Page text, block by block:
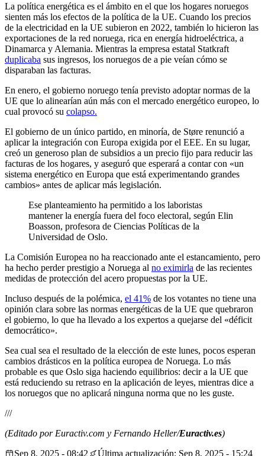
La política energética es el ámbito en el que los hogares noruegos
sienten más los efectos de la política de la UE. Cuando los precios
de la electricidad en la UE subieron en 2022, también lo hicieron las
exportaciones de la red noruega, rica en energía hidroeléctrica, a
Dinamarca y Alemania. Mientras la empresa estatal Statkraft
duplicaba sus ingresos, los noruegos de a pie veían cómo se
disparaban las facturas.
En enero, el gobierno noruego tenía previsto adoptar normas de la
UE que lo alinearían aún más con el mercado energético europeo, lo
cual provocó su colapso.
El gobierno de un único partido, en minoría, de Støre renunció a
aplicar la integración con Europa exigida por el EEE. En su lugar,
creó un generoso plan de subsidios a un precio fijo para reducir las
facturas de los hogares, y aseguró que esperará a contar con «un
sistema energético en Europa que está experimentando grandes
cambios» antes de aplicar más legislación.
Ese planteamiento ha permitido a los laboristas
mantener la energía fuera del foco electoral, según Elin
Boasson, profesora de Ciencias Políticas de la
Universidad de Oslo.
La Comisión Europea no ha reaccionado ante el estancamiento, pero
ha hecho perder prestigio a Noruega al no eximirla de las recientes
medidas de protección del acero propuestas por la UE.
Incluso después de la polémica, el 41% de los votantes no tiene una
opinión clara sobre las normas energéticas de la UE que quebraron
el gobierno, lo que ha llevado a los expertos a quejarse del «déficit
democrático».
Sea cual sea el resultado de la elección de este lunes, pocos esperan
cambios drásticos en la política europea de Noruega. Lo más
probable es que Oslo siga haciendo equilibrios: decir a la UE que
está reduciendo su retraso en la aplicación de leyes, mientras dice a
los noruegos que no aplicará ninguna norma que no les guste.
///
(Editado por Euractiv.com y Fernando Heller/Euractiv.es)
Sep 8, 2025 - 08:42
Última actualización: Sep 8, 2025 - 15:24